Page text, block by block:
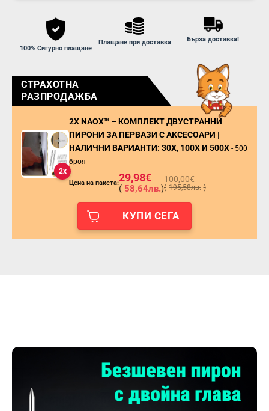
100% Сигурно плащане
Плащане при доставка Бърза доставка!
СТРАХОТНА
РАЗПРОДАЖБА
2x
2X NAOX™ – КОМПЛЕКТ ДВУСТРАННИ
ПИРОНИ ЗА ПЕРВАЗИ С АКСЕСОАРИ |
НАЛИЧНИ ВАРИАНТИ: 30X, 100X И 500X - 500
броя
Цена на пакета:29,98€
( 58,64лв.)
100,00€
( 195,58лв. )
КУПИ СЕГА